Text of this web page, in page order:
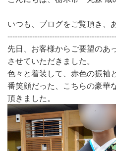
いつも、ブログをご覧頂き、
先日、お客様からご要望のあ
させていただきました。
色々と着装して、赤色の振袖
番笑顔だった、こちらの豪華
頂きました。